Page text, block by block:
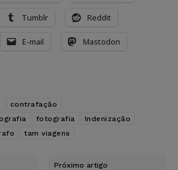
Tumblr Reddit
E-mail Mastodon
contrafação
fotografia
Indenização
tam viagens
Próximo artigo